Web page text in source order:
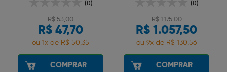
(0)
R$ 53,00
R$ 47,70
ou 1x de R$ 50,35
COMPRAR
(0)
R$ 1.175,00
R$ 1.057,50
ou 9x de R$ 130,56
COMPRAR